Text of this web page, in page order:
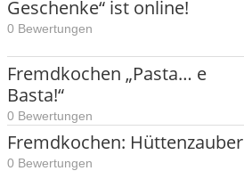
Geschenke“ ist online!
0 Bewertungen
Fremdkochen „Pasta… e
Basta!“
0 Bewertungen
Fremdkochen: Hüttenzauber
0 Bewertungen